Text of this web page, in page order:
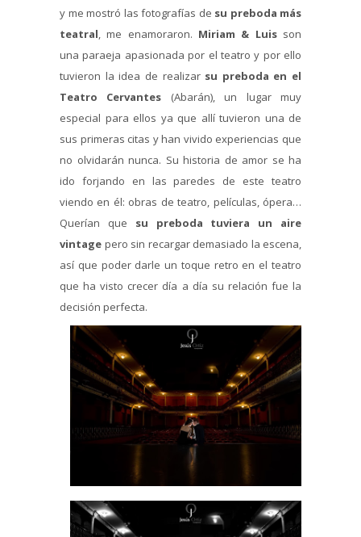
y me mostró las fotografías de su preboda más
teatral, me enamoraron. Miriam & Luisson
una paraeja apasionada por el teatro y por ello
tuvieron la idea de realizarsu preboda en el
Teatro Cervantes (Abarán), un lugar muy
especial para ellos ya que allí tuvieron una de
sus primeras citas y han vivido experiencias que
no olvidarán nunca. Su historia de amor se ha
ido forjando en las paredes de este teatro
viendo en él: obras de teatro, películas, ópera…
Querían que su preboda tuviera un aire
vintage pero sin recargar demasiado la escena,
así que poder darle un toque retro en el teatro
que ha visto crecer día a día su relación fue la
decisión perfecta.